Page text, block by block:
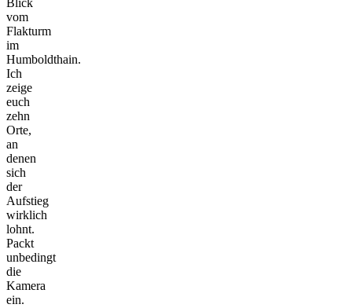
vom
Flakturm
im
Humboldthain.
Ich
zeige
euch
zehn
Orte,
an
denen
sich
der
Aufstieg
wirklich
lohnt.
Packt
unbedingt
die
Kamera
ein.
©